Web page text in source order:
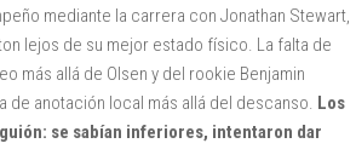
mediante la carrera con Jonathan Stewart,
lejos de su mejor estado físico. La falta de
más allá de Olsen y del rookie Benjamin
de anotación local más allá del descanso. Los
se sabían inferiores, intentaron dar